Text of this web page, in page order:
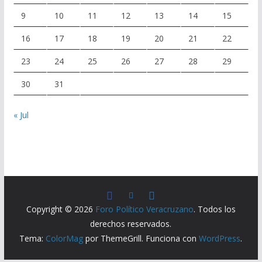
9 10 11 12 13 14 15
16 17 18 19 20 21 22
23 24 25 26 27 28 29
30 31
« Jul
Copyright © 2026 Foro Político Veracruzano. Todos los
derechos reservados.
Tema: ColorMag por ThemeGrill. Funciona conWordPress.